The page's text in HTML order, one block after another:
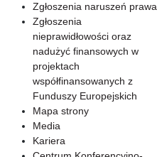
Zgłoszenia naruszeń prawa
Zgłoszenia
nieprawidłowości oraz
nadużyć finansowych w
projektach
współfinansowanych z
Funduszy Europejskich
Mapa strony
Media
Kariera